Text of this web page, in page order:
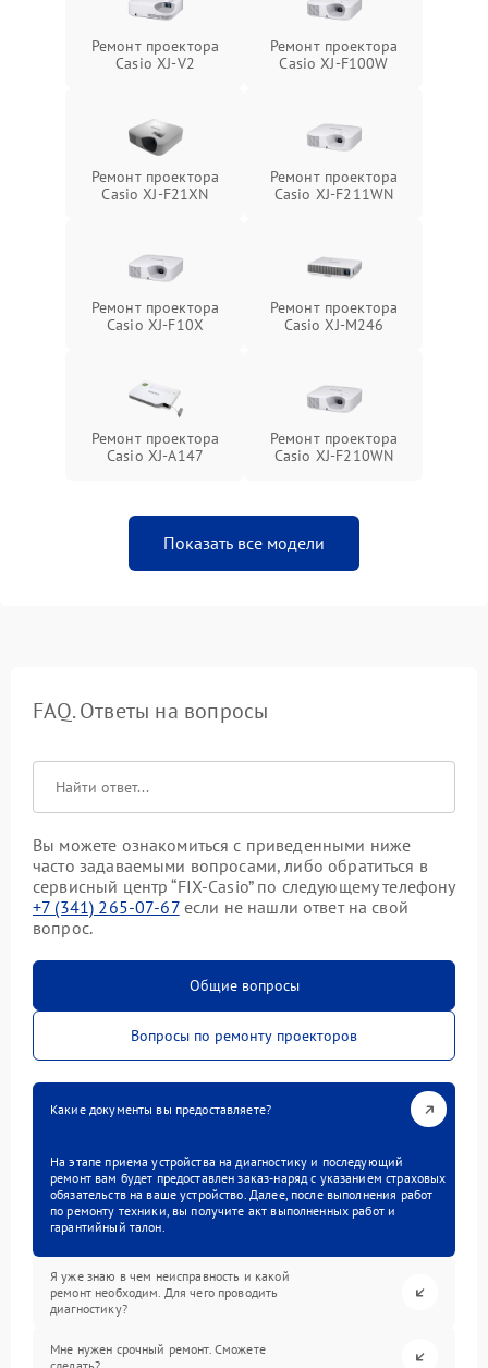
Ремонт проектора
Casio XJ-V2
Ремонт проектора
Casio XJ-F100W
Ремонт проектора
Casio XJ-F21XN
Ремонт проектора
Casio XJ-F211WN
Ремонт проектора
Casio XJ-F10X
Ремонт проектора
Casio XJ-M246
Ремонт проектора
Casio XJ-A147
Ремонт проектора
Casio XJ-F210WN
Показать все модели
FAQ. Ответы на вопросы
Вы можете ознакомиться с приведенными ниже
часто задаваемыми вопросами, либо обратиться в
сервисный центр “FIX-Casio” по следующему телефону
+7 (341) 265-07-67если не нашли ответ на свой
вопрос.
Общие вопросы
Вопросы по ремонту проекторов
Какие документы вы предоставляете?
На этапе приема устройства на диагностику и последующий
ремонт вам будет предоставлен заказ-наряд с указанием страховых
обязательств на ваше устройство. Далее, после выполнения работ
по ремонту техники, вы получите акт выполненных работ и
гарантийный талон.
Я уже знаю в чем неисправность и какой
ремонт необходим. Для чего проводить
диагностику?
Мне нужен срочный ремонт. Сможете